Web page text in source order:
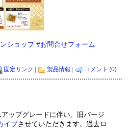
ショップ #お問合せフォーム
固定リンク 製品情報 コメント (0)
ップグレードに伴い、旧バージ
イブさせていただきます。過去ロ